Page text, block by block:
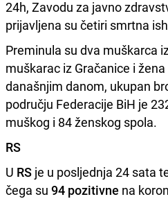
24h, Zavodu za javno
prijavljena su četiri smrtna
Preminula su dva muškarca
muškarac iz Gračanice i
današnjim danom, ukupan
području Federacije BiH je
muškog i 84 ženskog spola.
RS
U RS je u posljednja 24 sata
čega su 94 pozitivne na